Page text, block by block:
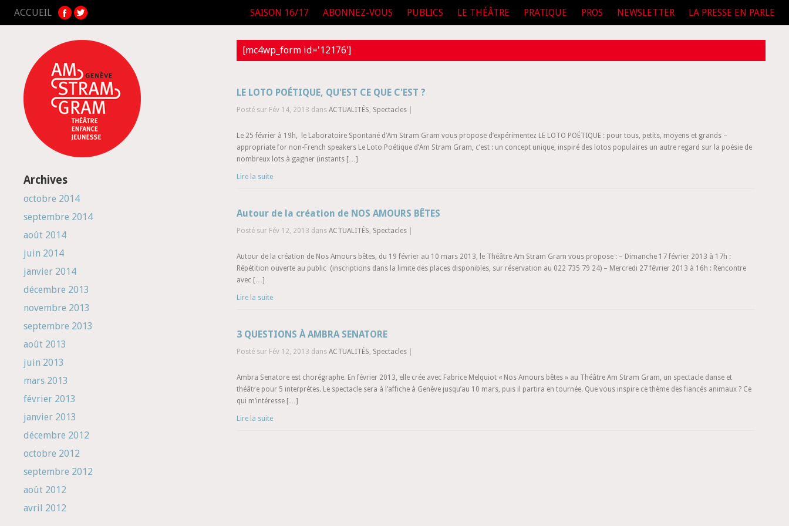
ACCUEIL SAISON 16/17 ABONNEZ-VOUS PUBLICS LE THÉÂTRE PRATIQUE PROS NEWSLETTER LA PRESSE EN PARLE
Archives
octobre 2014
septembre 2014
août 2014
juin 2014
janvier 2014
décembre 2013
novembre 2013
septembre 2013
août 2013
juin 2013
mars 2013
février 2013
janvier 2013
décembre 2012
octobre 2012
septembre 2012
août 2012
avril 2012
[mc4wp_form id='12176']
LE LOTO POÉTIQUE, QU'EST CE QUE C'EST ?
Posté sur Fév 14, 2013 dansACTUALITÉS, Spectacles
Le 25 février à 19h, le Laboratoire Spontané d’Am Stram Gram vous propose d’expérimentez LE LOTO POÉTIQUE : pour tous, petits, moyens et grands –
appropriate for non-French speakers Le Loto Poétique d’Am Stram Gram, c’est : un concept unique, inspiré des lotos populaires un autre regard sur la poésie de
nombreux lots à gagner (instants […]
Lire la suite
Autour de la création de NOS AMOURS BÊTES
Posté sur Fév 12, 2013 dansACTUALITÉS, Spectacles
Autour de la création de Nos Amours bêtes, du 19 février au 10 mars 2013, le Théâtre Am Stram Gram vous propose : – Dimanche 17 février 2013 à 17h :
Répétition ouverte au public (inscriptions dans la limite des places disponibles, sur réservation au 022 735 79 24) – Mercredi 27 février 2013 à 16h : Rencontre
avec […]
Lire la suite
3 QUESTIONS À AMBRA SENATORE
Posté sur Fév 12, 2013 dansACTUALITÉS, Spectacles
Ambra Senatore est chorégraphe. En février 2013, elle crée avec Fabrice Melquiot « Nos Amours bêtes » au Théâtre Am Stram Gram, un spectacle danse et
théâtre pour 5 interprètes. Le spectacle sera à l’affiche à Genève jusqu’au 10 mars, puis il partira en tournée. Que vous inspire ce thème des fiancés animaux ? Ce
qui m’intéresse […]
Lire la suite